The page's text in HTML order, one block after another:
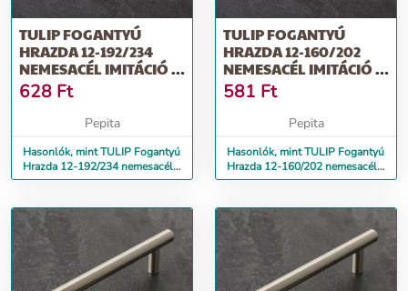
TULIP FOGANTYÚ
HRAZDA 12-192/234
NEMESACÉL IMITÁCIÓ +
CSAVAR
628 Ft
Pepita
Hasonlók, mint TULIP Fogantyú
Hrazda 12-192/234 nemesacél
imitáció + csavar
TULIP FOGANTYÚ
HRAZDA 12-160/202
NEMESACÉL IMITÁCIÓ +
CSAVAR
581 Ft
Pepita
Hasonlók, mint TULIP Fogantyú
Hrazda 12-160/202 nemesacél
imitáció + csavar